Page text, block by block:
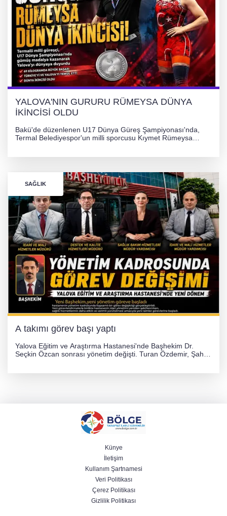
YALOVA'NIN GURURU RÜMEYSA DÜNYA
İKİNCİSİ OLDU
Bakü'de düzenlenen U17 Dünya Güreş Şampiyonası'nda,
Termal Belediyespor'un milli sporcusu Kıymet Rümeysa
SAĞLIK
A takımı görev başı yaptı
Yalova Eğitim ve Araştırma Hastanesi'nde Başhekim Dr.
Seçkin Özcan sonrası yönetim değişti. Turan Özdemir, Şahin
Künye
İletişim
Kullanım Şartnamesi
Veri Politikası
Çerez Politikası
Gizlilik Politikası